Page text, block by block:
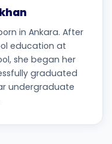
in Ankara. After
education at
she began her
graduated
undergraduate